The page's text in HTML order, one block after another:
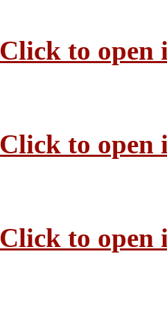
Click to open
Click to open
Click to open